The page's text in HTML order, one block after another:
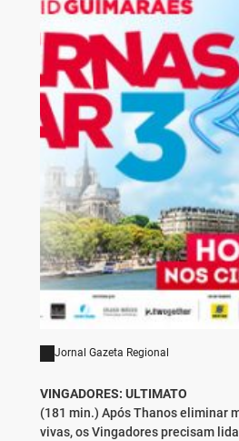
Jornal Gazeta Regional
VINGADORES: ULTIMATO
(181 min.) Após Thanos eliminar
vivas, os Vingadores precisam